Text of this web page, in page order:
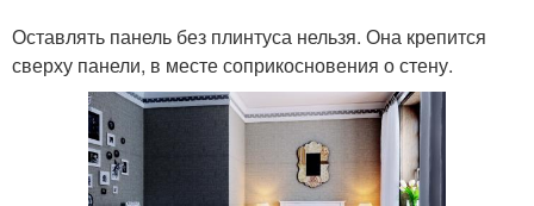
Оставлять панель без плинтуса нельзя. Она крепится
сверху панели, в месте соприкосновения о стену.